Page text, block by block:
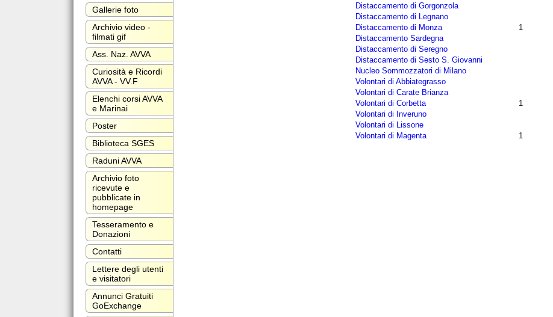
Gallerie foto
Archivio video -
filmati gif
Ass. Naz. AVVA
Curiosità e Ricordi
AVVA - VV.F
Elenchi corsi AVVA
e Marinai
Poster
Biblioteca SGES
Raduni AVVA
Archivio foto
ricevute e
pubblicate in
homepage
Tesseramento e
Donazioni
Contatti
Lettere degli utenti
e visitatori
Annunci Gratuiti
GoExchange
Distaccamento di Gorgonzola
Distaccamento di Legnano
Distaccamento di Monza
1
Distaccamento Sardegna
Distaccamento di Seregno
Distaccamento di Sesto S. Giovanni
Nucleo Sommozzatori di Milano
Volontari di Abbiategrasso
Volontari di Carate Brianza
Volontari di Corbetta
1
Volontari di Inveruno
Volontari di Lissone
Volontari di Magenta
1